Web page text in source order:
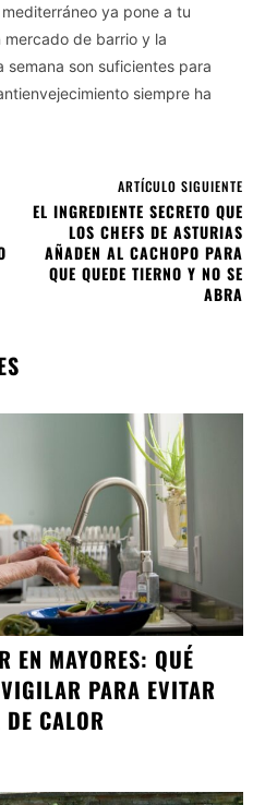
ya pone a tu
mercado de barrio y la
son suficientes para
siempre ha
ARTÍCULO SIGUIENTE
EL INGREDIENTE SECRETO QUE
LOS CHEFS DE ASTURIAS
AÑADEN AL CACHOPO PARA
QUE QUEDE TIERNO Y NO SE
ABRA
EN MAYORES: QUÉ
PARA EVITAR
CALOR